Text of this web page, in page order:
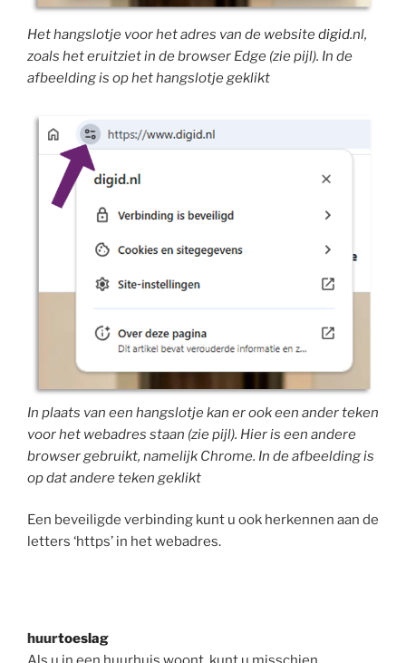
Het hangslotje voor het adres van de websitedigid.nl,
zoals het eruitziet in de browser Edge (zie pijl). In de
afbeelding is op het hangslotje geklikt
In plaats van een hangslotje kan er ook een ander teken
voor het webadres staan (zie pijl). Hier is een andere
browser gebruikt, namelijk Chrome. In de afbeelding is
op dat andere teken geklikt
Een beveiligde verbinding kunt u ook herkennen aan de
letters ‘https’ in het webadres.
huurtoeslag